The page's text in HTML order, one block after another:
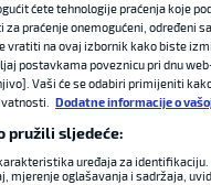
ćete tehnologije praćenja koje
praćenje onemogućeni, određeni
vratiti na ovaj izbornik kako biste
postavkama poveznicu pri dnu
Vaši će se odabiri primijeniti
Dodatne informacije o
pružili sljedeće:
uređaja za
mjerenje oglašavanja i sadržaja,